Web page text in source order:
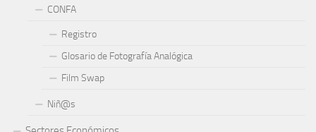
CONFA
Registro
Glosario de Fotografía Analógica
Film Swap
Niñ@s